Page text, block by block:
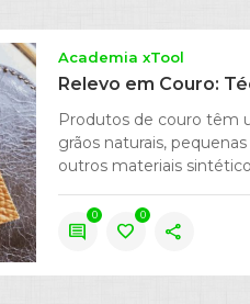
Academia xTool
Relevo em Couro:
Produtos de couro têm
grãos naturais,
outros materiais
comment
0
favorite
0
share